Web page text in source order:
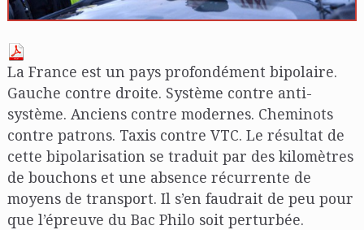
La France est un pays profondément bipolaire.
Gauche contre droite. Système contre anti-
système. Anciens contre modernes. Cheminots
contre patrons. Taxis contre VTC. Le résultat de
cette bipolarisation se traduit par des kilomètres
de bouchons et une absence récurrente de
moyens de transport. Il s’en faudrait de peu pour
que l’épreuve du Bac Philo soit perturbée.